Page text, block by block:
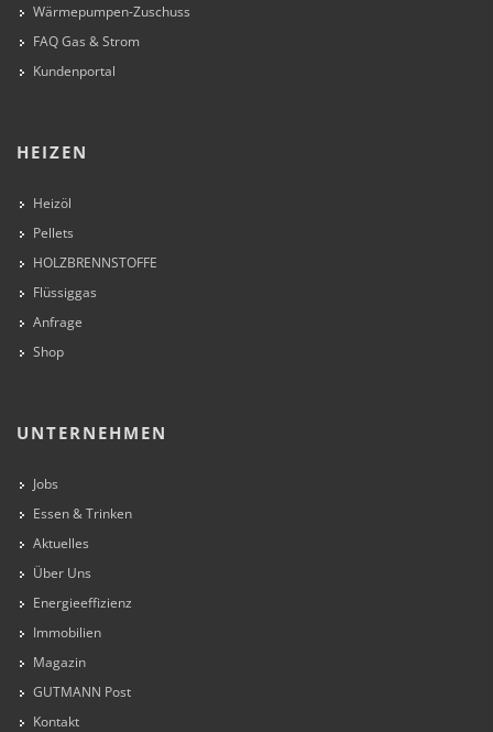
Wärmepumpen-Zuschuss
FAQ Gas & Strom
Kundenportal
HEIZEN
Heizöl
Pellets
HOLZBRENNSTOFFE
Flüssiggas
Anfrage
Shop
UNTERNEHMEN
Jobs
Essen & Trinken
Aktuelles
Über Uns
Energieeffizienz
Immobilien
Magazin
GUTMANN Post
Kontakt